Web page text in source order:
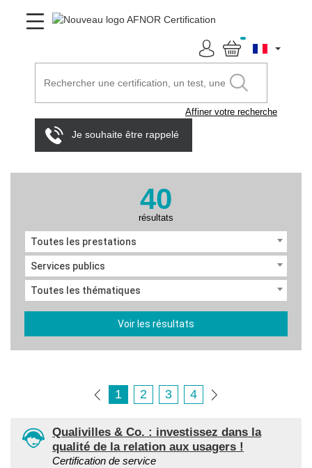
Affiner votre recherche
Je souhaite être rappelé
40
résultats
Toutes les prestations
Services publics
Toutes les thématiques
Voir les résultats
1 2 3 4
Qualivilles & Co. : investissez dans la
qualité de la relation aux usagers !
Certification de service